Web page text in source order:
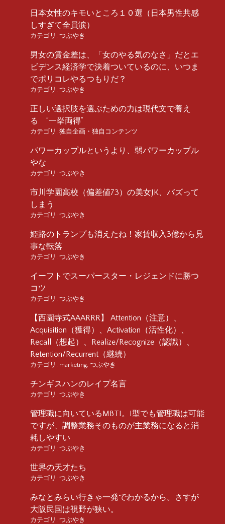
日本女性のキモいところ１０選（日本男性共感
しすぎて全員涙）
カテゴリ: つぶやき
男女の賃金差は、「女のやる気のなさ」だとエ
ビデンス経済学で決着ついているのに、いつま
でポリコレやるつもりだ？
カテゴリ: つぶやき
正しい選択肢を選ぶための力は現代文で養え
る “一挙両得”
カテゴリ: 独自企画・独自コンテンツ
パワーカップルというより、弱パワーカップル
やな
カテゴリ: つぶやき
市川学園高校（偏差値73）の美女JK、バズって
しまう
カテゴリ: つぶやき
姫路のトランプも消えたね！家賃収入3億から見
事な転落
カテゴリ: つぶやき
イーフトでスーパースター・レジェンドに勝つ
コツ
カテゴリ: つぶやき
【西園寺式AAARRR】 Attention（注意）、
Acquisition（獲得）、Activation（活性化）、
Recall（想起）、Realize/Recognize（認識）、
Retention/Recurrent（継続）
カテゴリ: marketing, つぶやき
チンギスハンのレイプ名言
カテゴリ: つぶやき
管理職に向いているMBTI。I型でも管理職は可能
ですが、調整業務そのものが主業務になると消
耗しやすい
カテゴリ: つぶやき
世界の天才たち
カテゴリ: つぶやき
みなとみらい行きゃ一発でわかるから。さすが
大阪民国は視野が狭い。
カテゴリ: つぶやき